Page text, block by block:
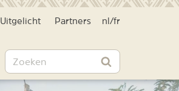
Uitgelicht Partners nl /fr
Zoeken
Zoeken